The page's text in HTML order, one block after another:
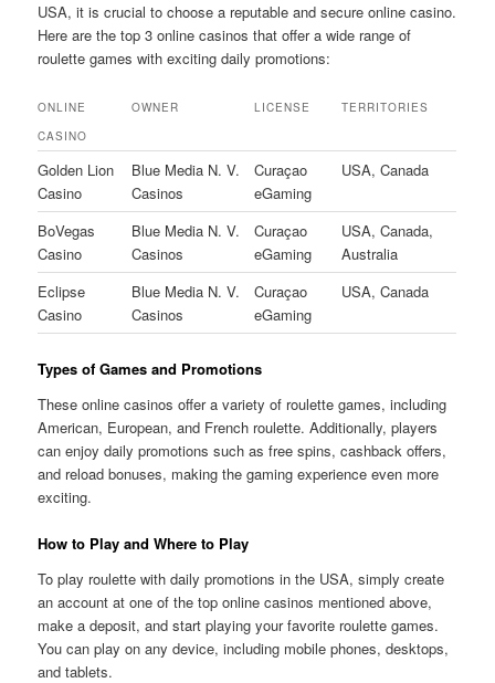
USA, it is crucial to choose a reputable and secure online casino.
Here are the top 3 online casinos that offer a wide range of
roulette games with exciting daily promotions:
ONLINE
CASINO
OWNER LICENSE TERRITORIES
Golden Lion
Casino
Blue Media N. V.
Casinos
Curaçao
eGaming
USA, Canada
BoVegas
Casino
Blue Media N. V.
Casinos
Curaçao
eGaming
USA, Canada,
Australia
Eclipse
Casino
Blue Media N. V.
Casinos
Curaçao
eGaming
USA, Canada
Types of Games and Promotions
These online casinos offer a variety of roulette games, including
American, European, and French roulette. Additionally, players
can enjoy daily promotions such as free spins, cashback offers,
and reload bonuses, making the gaming experience even more
exciting.
How to Play and Where to Play
To play roulette with daily promotions in the USA, simply create
an account at one of the top online casinos mentioned above,
make a deposit, and start playing your favorite roulette games.
You can play on any device, including mobile phones, desktops,
and tablets.